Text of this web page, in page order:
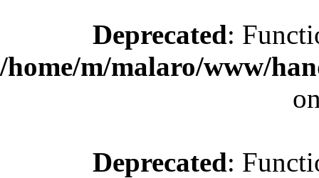
Deprecated:
/home/m/malaro/www/
Deprecated: